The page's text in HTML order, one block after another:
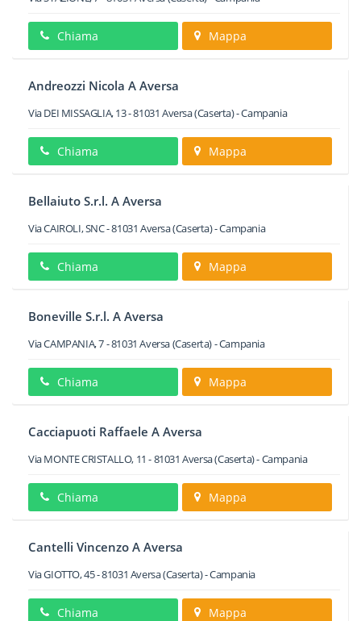
Chiama Mappa
Andreozzi Nicola A Aversa
Via DEI MISSAGLIA, 13-81031 Aversa(Caserta) -Campania
Chiama Mappa
Bellaiuto S.r.l. A Aversa
Via CAIROLI, SNC-81031 Aversa(Caserta) -Campania
Chiama Mappa
Boneville S.r.l. A Aversa
Via CAMPANIA, 7-81031 Aversa(Caserta) -Campania
Chiama Mappa
Cacciapuoti Raffaele A Aversa
Via MONTE CRISTALLO, 11 -81031 Aversa(Caserta) -Campania
Chiama Mappa
Cantelli Vincenzo A Aversa
Via GIOTTO, 45-81031 Aversa(Caserta) -Campania
Chiama Mappa